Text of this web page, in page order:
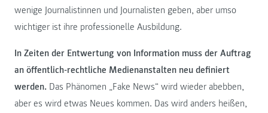
wenige Journalistinnen und Journalisten geben, aber umso
wichtiger ist ihre professionelle Ausbildung.
In Zeiten der Entwertung von Information muss der Auftrag
an öffentlich-rechtliche Medienanstalten neu definiert
werden. Das Phänomen „Fake News“ wird wieder abebben,
aber es wird etwas Neues kommen. Das wird anders heißen,